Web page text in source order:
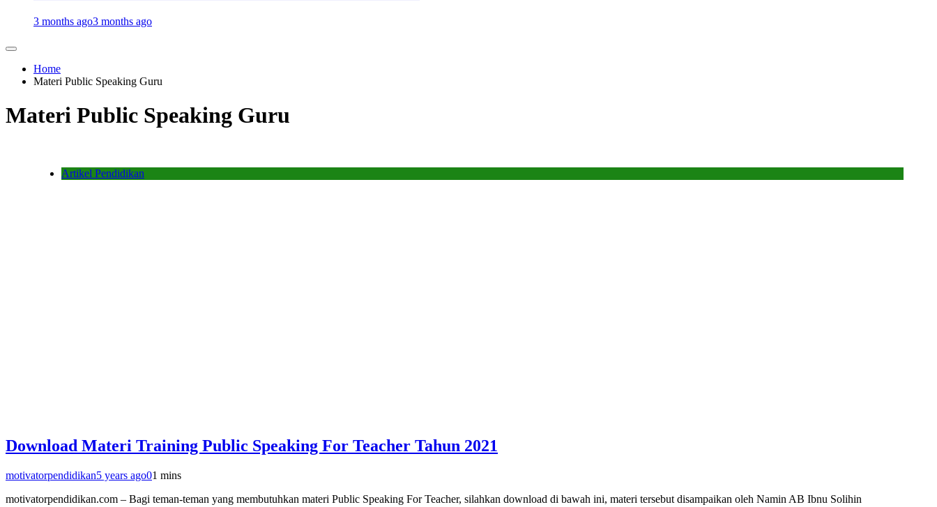
3 months ago3 months ago
Home
Materi Public Speaking Guru
Materi Public Speaking Guru
Artikel Pendidikan
Download Materi Training Public Speaking For Teacher Tahun 2021
motivatorpendidikan5 years ago01 mins
motivatorpendidikan.com – Bagi teman-teman yang membutuhkan materi Public Speaking For Teacher, silahkan download di bawah ini, materi tersebut disampaikan oleh Namin AB Ibnu Solihin